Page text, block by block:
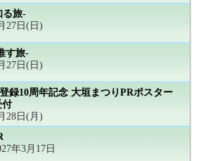
る旅-
27日(日)
す旅-
27日(日)
録10周年記念 大垣まつりPRポスター
付
28日(月)
年3月17日